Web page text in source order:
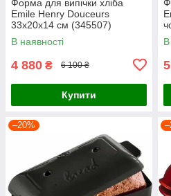
Форма для випічки хліба
Emile Henry Douceurs
33х20х14 см (345507)
В наявності
4 880 ₴ 6 100 ₴
Купити
В
–20%